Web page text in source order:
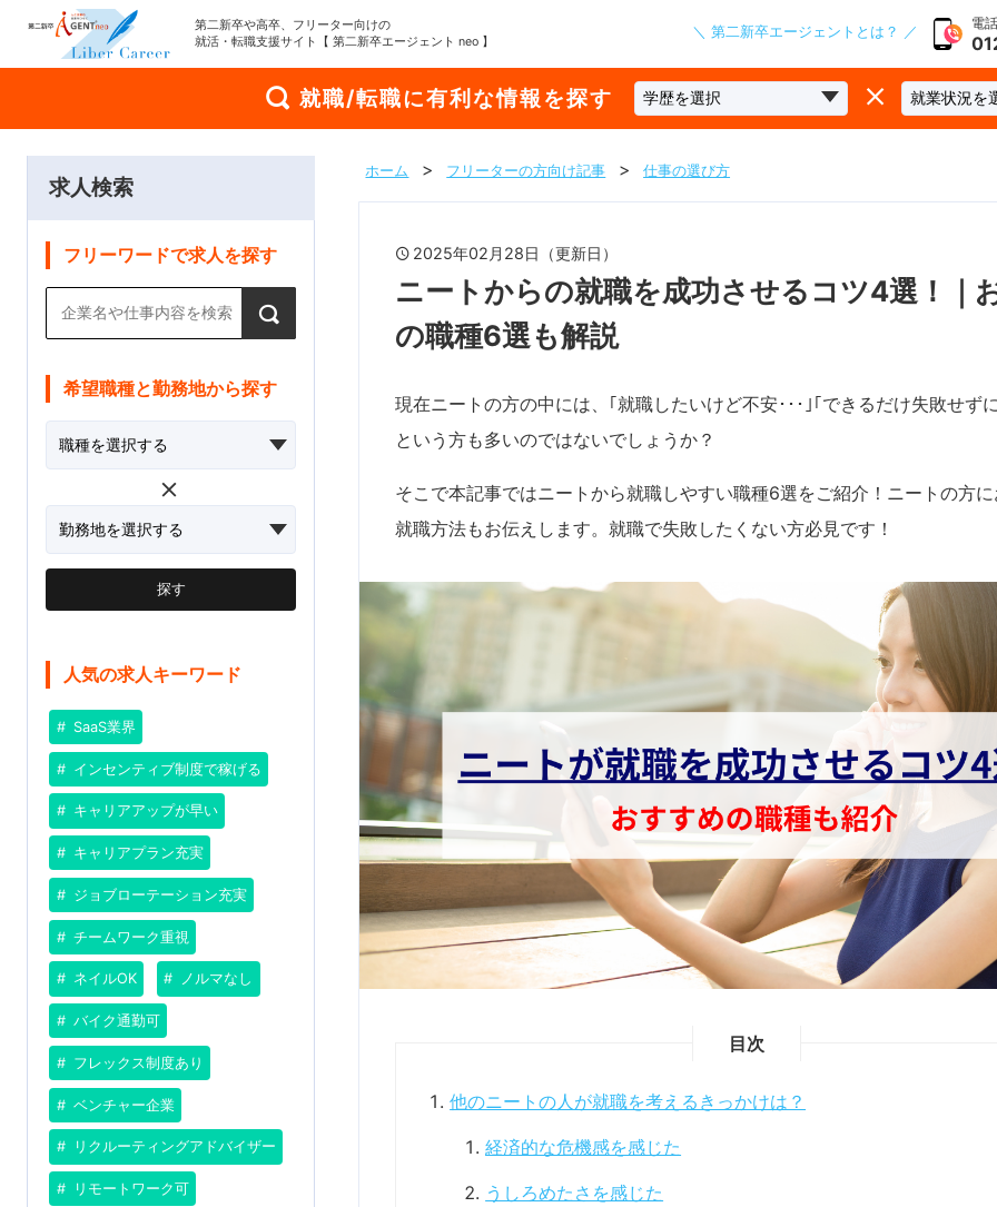
第二新卒や高卒、フリーター向けの
就活・転職支援サイト【 第二新卒エージェント neo 】
＼ 第二新卒エージェントとは？ ／ 電
就職/転職に有利な情報を探す
求人検索
フリーワードで求人を探す
希望職種と勤務地から探す
探す
人気の求人キーワード
SaaS業界
インセンティブ制度で稼げる
キャリアアップが早い
キャリアプラン充実
ジョブローテーション充実
チームワーク重視
ネイルOK ノルマなし
バイク通勤可
フレックス制度あり
ベンチャー企業
リクルーティングアドバイザー
リモートワーク可
ホーム フリーターの方向け記事 仕事の選び方
2025年02月28日（更新日）
ニートからの就職を成功させるコツ4選！｜
の職種6選も解説
現在ニートの方の中には、｢就職したいけど不安･･･｣｢できるだけ失敗せず
という方も多いのではないでしょうか？
そこで本記事ではニートから就職しやすい職種6選をご紹介！ニートの方
就職方法もお伝えします。就職で失敗したくない方必見です！
目次
他のニートの人が就職を考えるきっかけは？
経済的な危機感を感じた
うしろめたさを感じた